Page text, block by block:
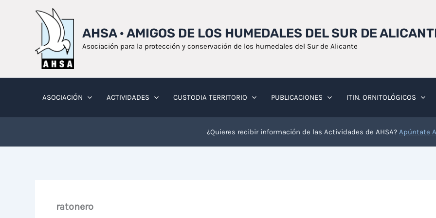
AHSA · AMIGOS DE LOS HUMEDALES DEL SUR DE
Asociación para la protección y conservación de los humedales del Sur de Alicante
ASOCIACIÓN ACTIVIDADES CUSTODIA TERRITORIO PUBLICACIONES ITIN. ORNITOLÓGICOS
¿Quieres recibir información de las Actividades de AHSA? Apúntate
ratonero